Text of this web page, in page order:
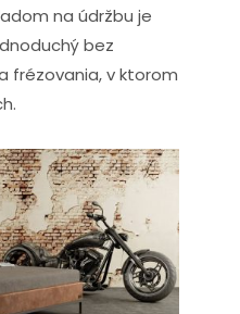
na údržbu je
bez
frézovania, v ktorom